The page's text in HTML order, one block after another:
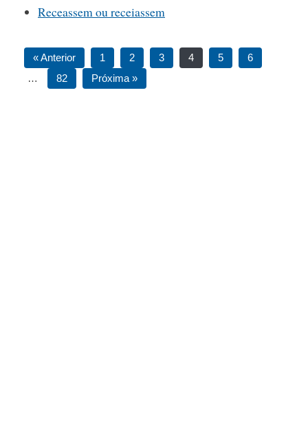
Receassem ou receiassem
« Anterior 1 2 3 4 5
6
…
82 Próxima »